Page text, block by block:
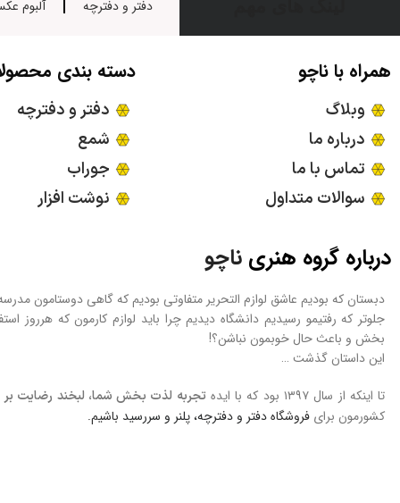
دفتر و دفترچه آلبوم
همراه با ناچو
وبلاگ
درباره ما
تماس با ما
سوالات متداول
دسته بندی
دفتر و دفترچه
شمع
جوراب
نوشت افزار
درباره گروه هنری ناچو
دبستان که بودیم عاشق لوازم التحریر متفاوتی بودیم که گاهی دوستامون
جلوتر که رفتیمو رسیدیم دانشگاه دیدیم چرا باید لوازم کارمون که هرروز
بخش و باعث حال خوبمون نباشن؟!
این داستان گذشت …
تا اینکه از سال ۱۳۹۷ بود که با ایده
تجربه لذت بخش شما، لبخند رضایت بر
کشورمون برای فروشگاهدفتر و دفترچه، پلنر و سررسید باشیم.